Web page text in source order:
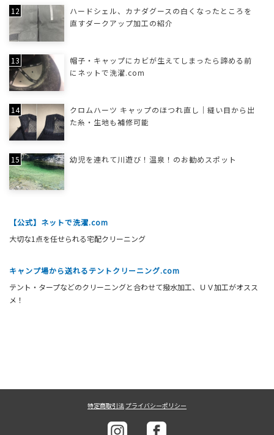
ハードシェル、カナダグースの白くなったところを
直すダークアップ加工の紹介
帽子・キャップにカビが生えてしまったら諦める前
にネットで洗濯.com
クロムハーツ キャップのほつれ直し｜縫い目から出
た糸・生地も補修可能
幼児を連れて川遊び！温泉！のお勧めスポット
【公式】ネットで洗濯.com
大切な1点を任せられる宅配クリーニング
キャンプ場から送れるテントクリーニング.com
テント・タープなどのクリーニングと合わせて撥水加工、ＵＶ加工がオスス
メ！
特定商取引法 プライバシーポリシー